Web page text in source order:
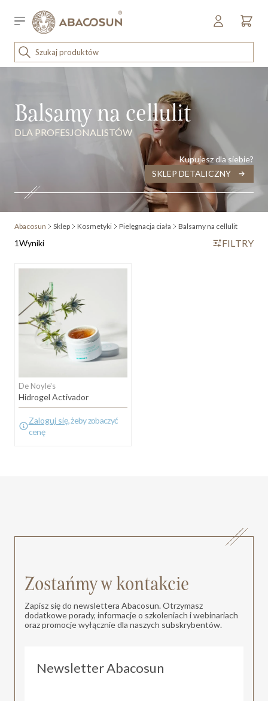
Sklep detaliczny
OUTLET
SPRZĘT I WYPOSAŻENIE
DLA PROFESJONALISTÓW
Balsamy na cellulit
Kupujesz dla siebie?
SKLEP DETALICZNY
Abacosun Sklep Kosmetyki Pielęgnacja ciała Balsamy na cellulit
malejąco
1Wyniki FILTRY
De Noyle's
Hidrogel Activador
Zaloguj się, żeby zobaczyć
cenę
Zostańmy w kontakcie
Zapisz się do newslettera Abacosun. Otrzymasz
dodatkowe porady, informacje o szkoleniach i webinariach
oraz promocje wyłącznie dla naszych subskrybentów.
Newsletter Abacosun